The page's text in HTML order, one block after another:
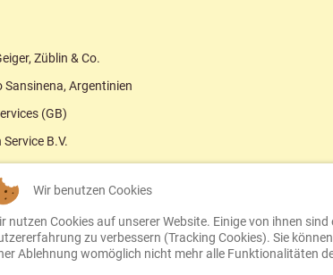
Züblin & Co.
Sansinena, Argentinien
(GB)
B.V.
Wir benutzen Cookies
nutzen Cookies auf unserer Website. Einige von ihnen
zu verbessern (Tracking Cookies). Sie
Ablehnung womöglich nicht mehr alle Funktionalitäten